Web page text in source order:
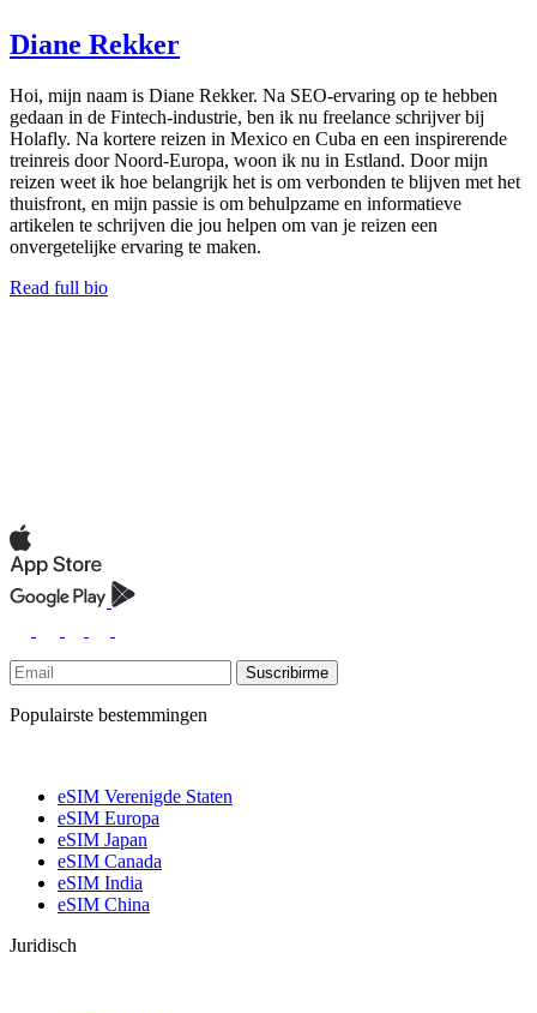
Diane Rekker
Hoi, mijn naam is Diane Rekker. Na SEO-ervaring op te hebben
gedaan in de Fintech-industrie, ben ik nu freelance schrijver bij
Holafly. Na kortere reizen in Mexico en Cuba en een inspirerende
treinreis door Noord-Europa, woon ik nu in Estland. Door mijn
reizen weet ik hoe belangrijk het is om verbonden te blijven met het
thuisfront, en mijn passie is om behulpzame en informatieve
artikelen te schrijven die jou helpen om van je reizen een
onvergetelijke ervaring te maken.
Read full bio
Suscribirme
Populairste bestemmingen
eSIM Verenigde Staten
eSIM Europa
eSIM Japan
eSIM Canada
eSIM India
eSIM China
Juridisch